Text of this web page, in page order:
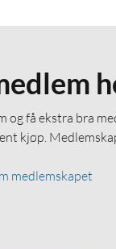
og få ekstra bra
kjøp.
medlemskapet